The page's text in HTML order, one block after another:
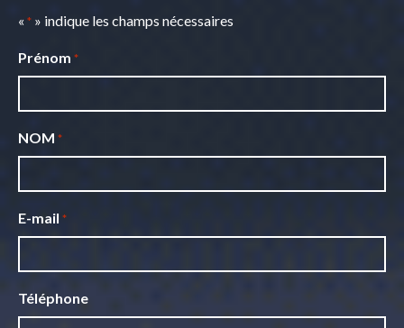
« * » indique les champs nécessaires
Prénom *
NOM *
E-mail *
Téléphone